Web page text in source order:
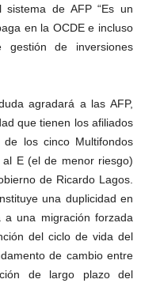
de AFP “Es un
en la OCDE e incluso
de inversiones
agradará a las AFP,
que tienen los afiliados
los cinco Multifondos
E (el de menor riesgo)
de Ricardo Lagos.
una duplicidad en
una migración forzada
del ciclo de vida del
de cambio entre
de largo plazo del